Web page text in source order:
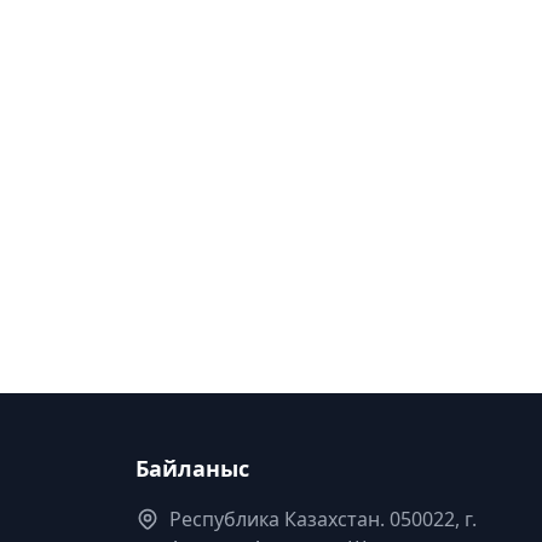
Байланыс
Республика Казахстан. 050022, г.